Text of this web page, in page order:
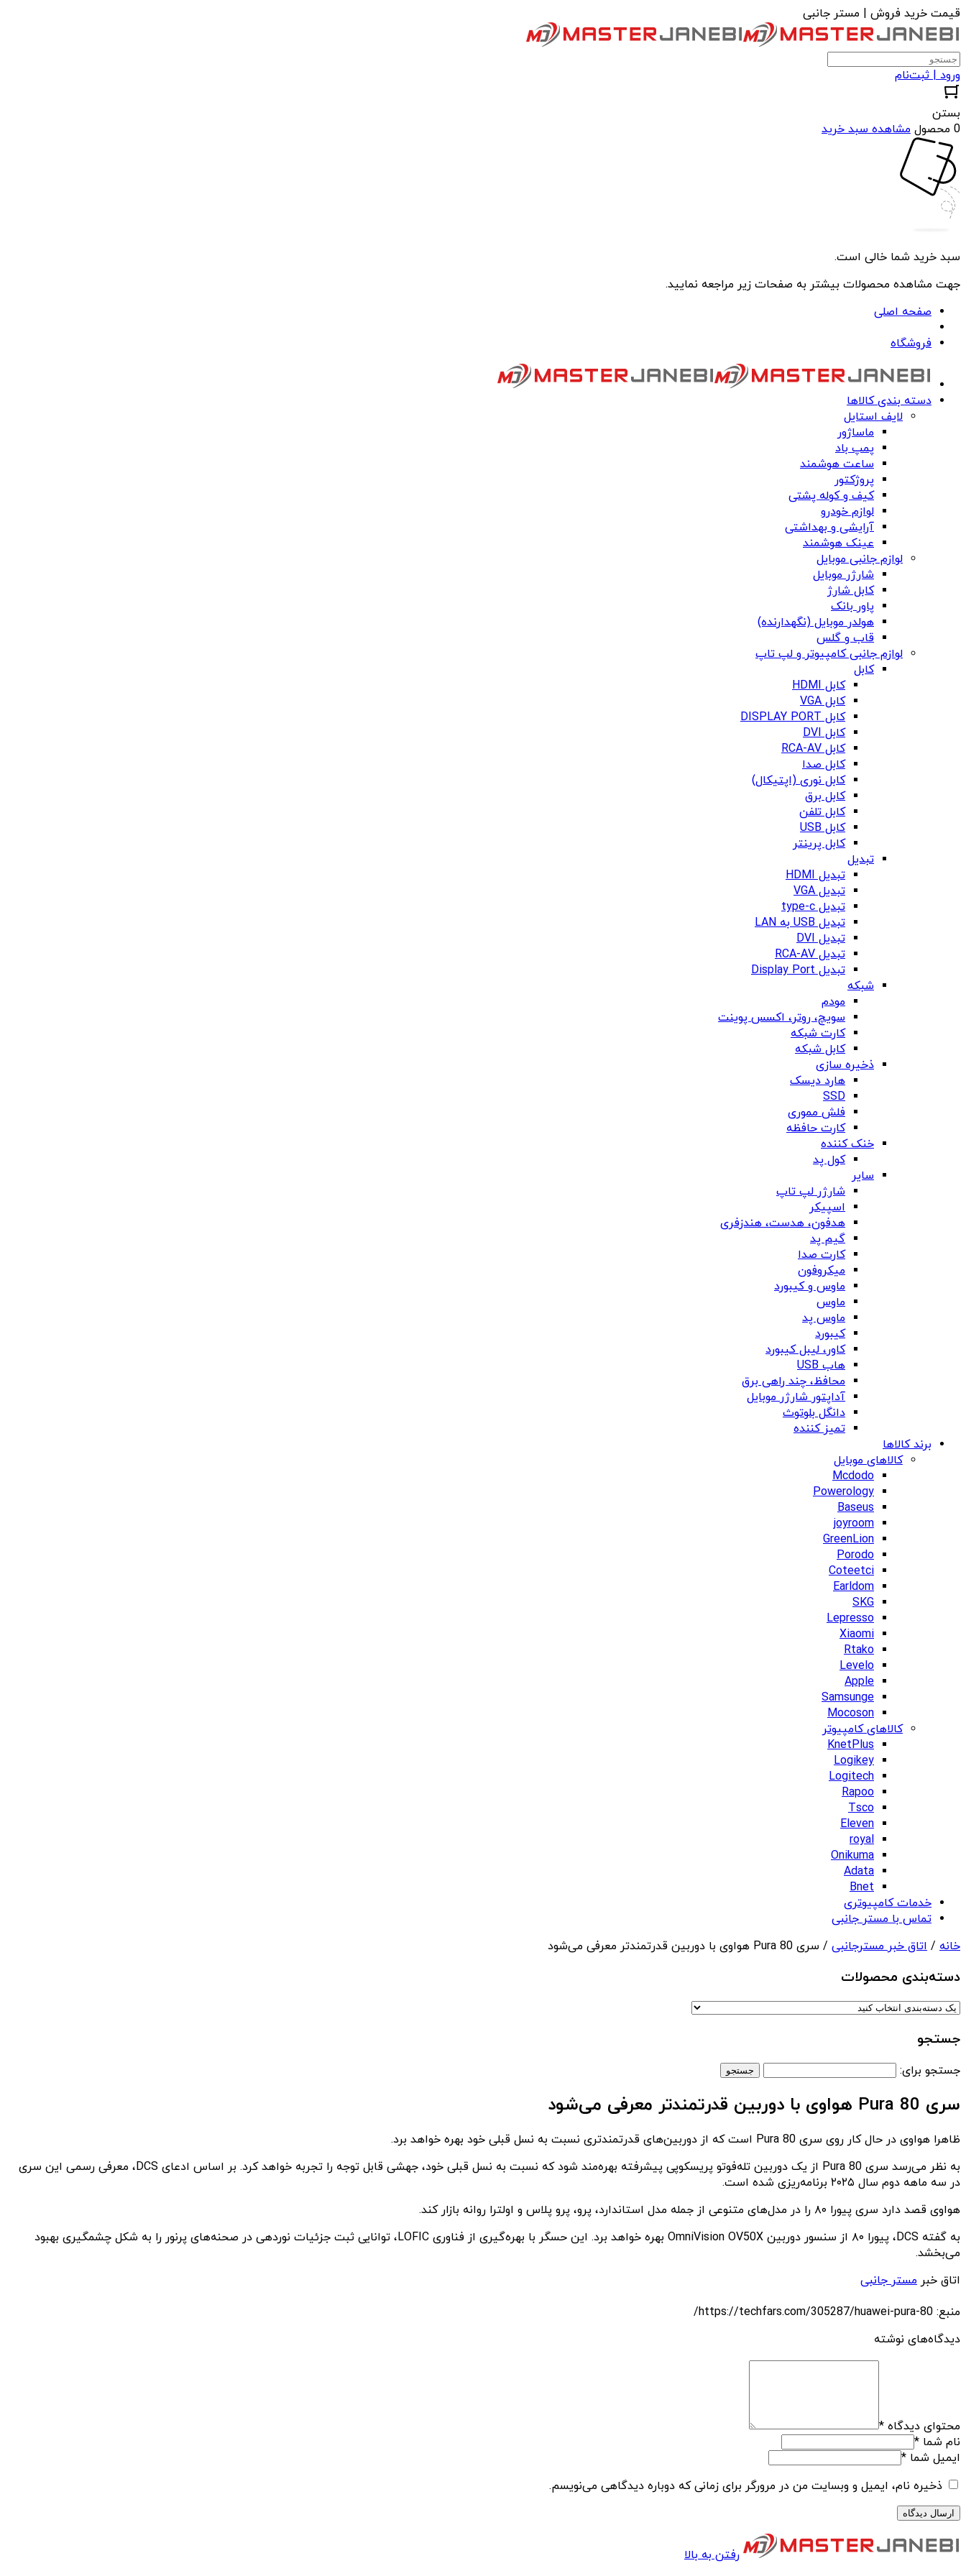
قیمت خرید فروش | مستر جانبی
ورود | ثبت‌نام
بستن
0 محصول
مشاهده سبد خرید
سبد خرید شما خالی است.
جهت مشاهده محصولات بیشتر به صفحات زیر مراجعه نمایید.
صفحه اصلی
فروشگاه
دسته بندی کالاها
لایف استایل
ماساژور
پمپ باد
ساعت هوشمند
پروژکتور
کیف و کوله پشتی
لوازم خودرو
آرایشی و بهداشتی
عینک هوشمند
لوازم جانبی موبایل
شارژر موبایل
کابل شارژ
پاور بانک
هولدر موبایل (نگهدارنده)
قاب و گلس
لوازم جانبی کامپیوتر و لپ تاپ
کابل
کابل HDMI
کابل VGA
کابل DISPLAY PORT
کابل DVI
کابل RCA-AV
کابل صدا
کابل نوری (اپتیکال)
کابل برق
کابل تلفن
کابل USB
کابل پرینتر
تبدیل
تبدیل HDMI
تبدیل VGA
تبدیل type-c
تبدیل USB به LAN
تبدیل DVI
تبدیل RCA-AV
تبدیل Display Port
شبکه
مودم
سویچ، روتر، اکسس پوینت
کارت شبکه
کابل شبکه
ذخیره سازی
هارد دیسک
SSD
فلش مموری
کارت حافظه
خنک کننده
کول پد
سایر
شارژر لپ تاپ
اسپیکر
هدفون، هدست، هندزفری
گیم پد
کارت صدا
میکروفون
ماوس و کیبورد
ماوس
ماوس پد
کیبورد
کاور، لیبل کیبورد
هاب USB
محافظ، چند راهی برق
آداپتور شارژر موبایل
دانگل بلوتوث
تمیز کننده
برند کالاها
کالاهای موبایل
Mcdodo
Powerology
Baseus
joyroom
GreenLion
Porodo
Coteetci
Earldom
SKG
Lepresso
Xiaomi
Rtako
Levelo
Apple
Samsunge
Mocoson
کالاهای کامپیوتر
KnetPlus
Logikey
Logitech
Rapoo
Tsco
Eleven
royal
Onikuma
Adata
Bnet
خدمات کامپیوتری
تماس با مستر جانبی
خانه / اتاق خبر مسترجانبی / سری Pura 80 هواوی با دوربین قدرتمندتر معرفی می‌شود
دسته‌بندی‌ محصولات
جستجو
جستجو برای:
سری Pura 80 هواوی با دوربین قدرتمندتر معرفی می‌شود
ظاهرا هواوی در حال کار روی سری Pura 80 است که از دوربین‌های قدرتمندتری نسبت به نسل قبلی خود بهره خواهد برد.
به نظر می‌رسد سری Pura 80 از یک دوربین تله‌فوتو پریسکوپی پیشرفته بهره‌مند شود که نسبت به نسل قبلی خود، جهشی قابل توجه را تجربه خواهد کرد. بر اساس ادعای DCS، معرفی رسمی این سری
در سه ماهه دوم سال ۲۰۲۵ برنامه‌ریزی شده است.
هواوی قصد دارد سری پیورا ۸۰ را در مدل‌های متنوعی از جمله مدل استاندارد، پرو، پرو پلاس و اولترا روانه بازار کند.
به گفته DCS، پیورا ۸۰ از سنسور دوربین OmniVision OV50X بهره خواهد برد. این حسگر با بهره‌گیری از فناوری LOFIC، توانایی ثبت جزئیات نوردهی در صحنه‌های پرنور را به شکل چشمگیری بهبود
می‌بخشد.
اتاق خبر مستر جانبی
منبع: https://techfars.com/305287/huawei-pura-80/
دیدگاه‌های نوشته
محتوای دیدگاه *
نام شما *
ایمیل شما *
ذخیره نام، ایمیل و وبسایت من در مرورگر برای زمانی که دوباره دیدگاهی می‌نویسم.
رفتن به بالا